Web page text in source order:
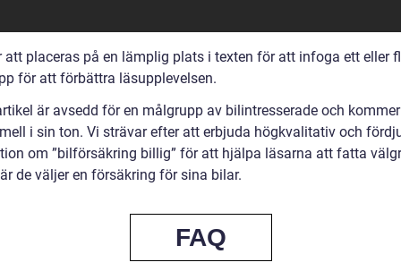
att placeras på en lämplig plats i texten för att infoga ett eller
för att förbättra läsupplevelsen.
är avsedd för en målgrupp av bilintresserade och
i sin ton. Vi strävar efter att erbjuda högkvalitativ och
om ”bilförsäkring billig” för att hjälpa läsarna att fatta
de väljer en försäkring för sina bilar.
FAQ